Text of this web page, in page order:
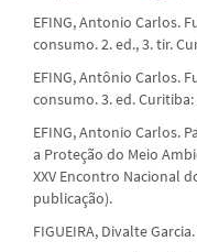
EFING, Antonio Carlos.
consumo. 2. ed., 3. tir.
EFING, Antônio Carlos.
consumo. 3. ed.
EFING, Antonio Carlos.
a Proteção do Meio
XXV Encontro Nacional
publicação).
FIGUEIRA, Divalte